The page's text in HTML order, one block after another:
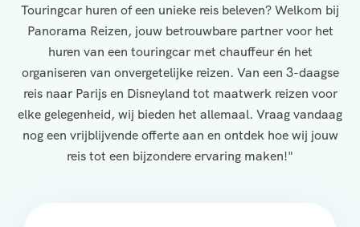
Touringcar huren of een unieke reis beleven? Welkom bij
Panorama Reizen, jouw betrouwbare partner voor het
huren van een touringcar met chauffeur én het
organiseren van onvergetelijke reizen. Van een 3-daagse
reis naar Parijs en Disneyland tot maatwerk reizen voor
elke gelegenheid, wij bieden het allemaal. Vraag vandaag
nog een vrijblijvende offerte aan en ontdek hoe wij jouw
reis tot een bijzondere ervaring maken!"